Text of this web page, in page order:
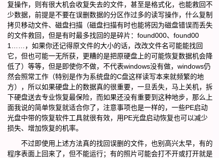
复操作，则有很大机会收复失去的文件，甚至是格式化，也能救回不
少数据，前提是不要在误删数据的分区作过多的读写操作，什么复制
拷贝移动文件、磁盘扫描（磁盘扫描有时也能将因为磁盘错误而丢失
的文件救回，但是有时最多找回的是碎片：found000、found00
1……，如果你还记得原文件的大小的话，改改文件名可能能找回
它，但也可能一无所获，更糟的是把原硬盘上的可能恢复数据机会降
低了）等等，但是即使你不做，不代表windows没有做，windows仍
然会照常工作（特别是作为系统盘的C盘这样读写本来就频繁的地
方），所以如果硬盘上的数据真的很重要，一旦丢失，马上关机，拆
下硬盘送去专业恢复最保险，而如果还没有重要到这种地步，那么上
面我说的简单恢复就适合你了，注意事项也是一样的，一些PE启动
光盘中带的恢复软件工具就很有效，用PE光盘启动恢复也可以减少
损失、增加恢复的机率。
不过即使用上述方法真的找回误删的文件，也别高兴太早，有的
程序表面上回来了，但不能运行；有的照片可能会打不开或打开就是